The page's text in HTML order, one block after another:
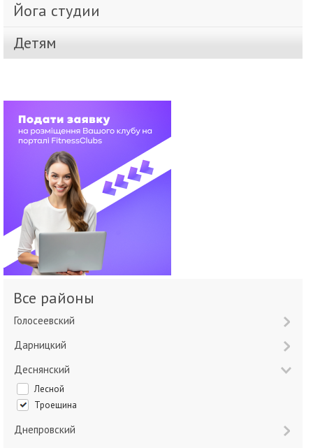
Йога студии
Детям
Все районы
Голосеевский
Дарницкий
Деснянский
Лесной
Троещина
Днепровский